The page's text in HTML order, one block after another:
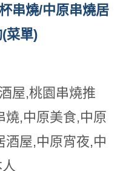
串燒/中原串燒居
菜單)